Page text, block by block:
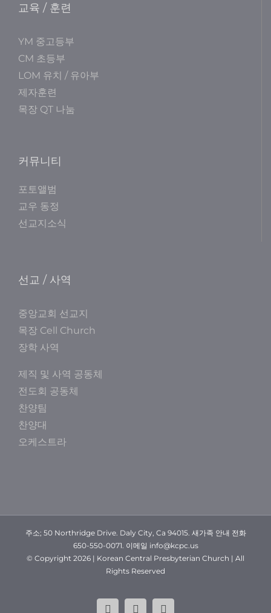
교육 / 훈련
YM 중고등부
CM 초등부
LOM 유치 / 유아부
제자훈련
목장 QT 나눔
커뮤니티
포토앨범
교우 동정
선교지소식
선교 / 사역
중앙교회 선교지
목장 Cell Church
장학 사역
제직 및 사역 공동체
전도회 공동체
찬양팀
찬양대
오케스트라
주소; 50 Northridge Drive. Daly City, Ca 94015. 새가족 안내 전화
650-550-0071. 이메일 info@kcpc.us
© Copyright 2026 | Korean Central Presbyterian Church | All
Rights Reserved